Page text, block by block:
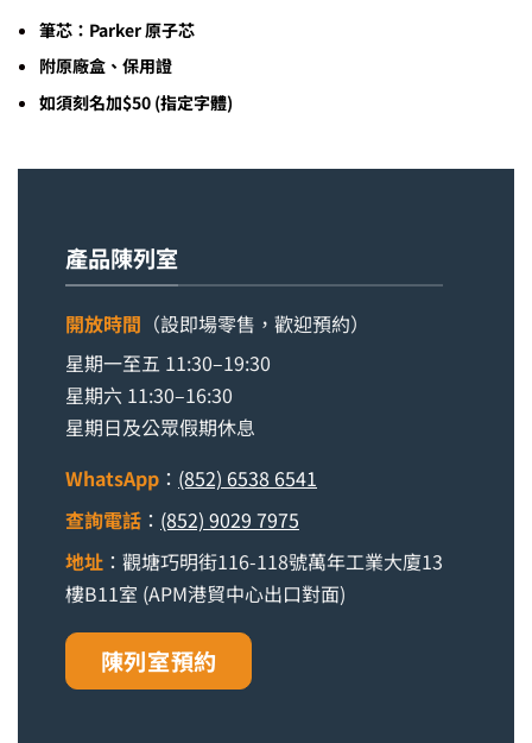
筆芯：Parker 原子芯
附原廠盒、保用證
如須刻名加$50 (指定字體)
產品陳列室
開放時間 （設即場零售，歡迎預約）
星期一至五 11:30–19:30
星期六 11:30–16:30
星期日及公眾假期休息
WhatsApp ： (852) 6538 6541
查詢電話 ： (852) 9029 7975
地址 ：觀塘巧明街116-118號萬年工業大廈13
樓B11室 (APM港貿中心出口對面)
陳列室預約